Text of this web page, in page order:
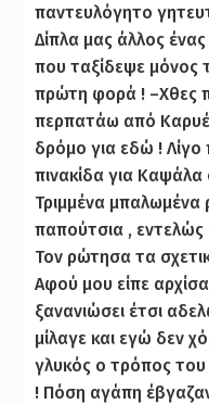
παντευλόγητο
Δίπλα μας άλλος
που ταξίδεψε μόνος
πρώτη φορά ! –Χθες
περπατάω από
δρόμο για εδώ ! Λίγο
πινακίδα για
Τριμμένα μπαλωμένα
παπούτσια , εντελώς
Τον ρώτησα τα
Αφού μου είπε
ξανανιώσει έτσι
μίλαγε και εγώ δεν
γλυκός ο τρόπος
! Πόση αγάπη